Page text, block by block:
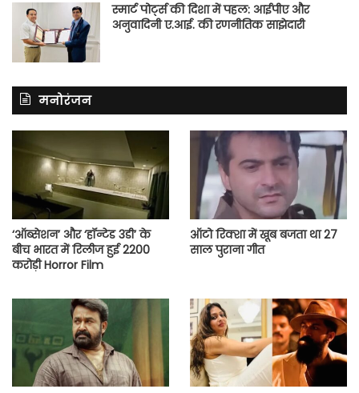
स्मार्ट पोर्ट्स की दिशा में पहल: आईपीए और
अनुवादिनी ए.आई. की रणनीतिक साझेदारी
मनोरंजन
‘ऑब्सेशन’ और ‘हॉन्टेड 3डी’ के
बीच भारत में रिलीज हुई 2200
करोड़ी Horror Film
ऑटो रिक्शा में खूब बजता था 27
साल पुराना गीत